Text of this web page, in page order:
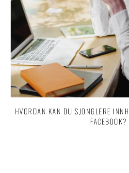
HVORDAN KAN DU SJONGLERE
FACEBOOK?